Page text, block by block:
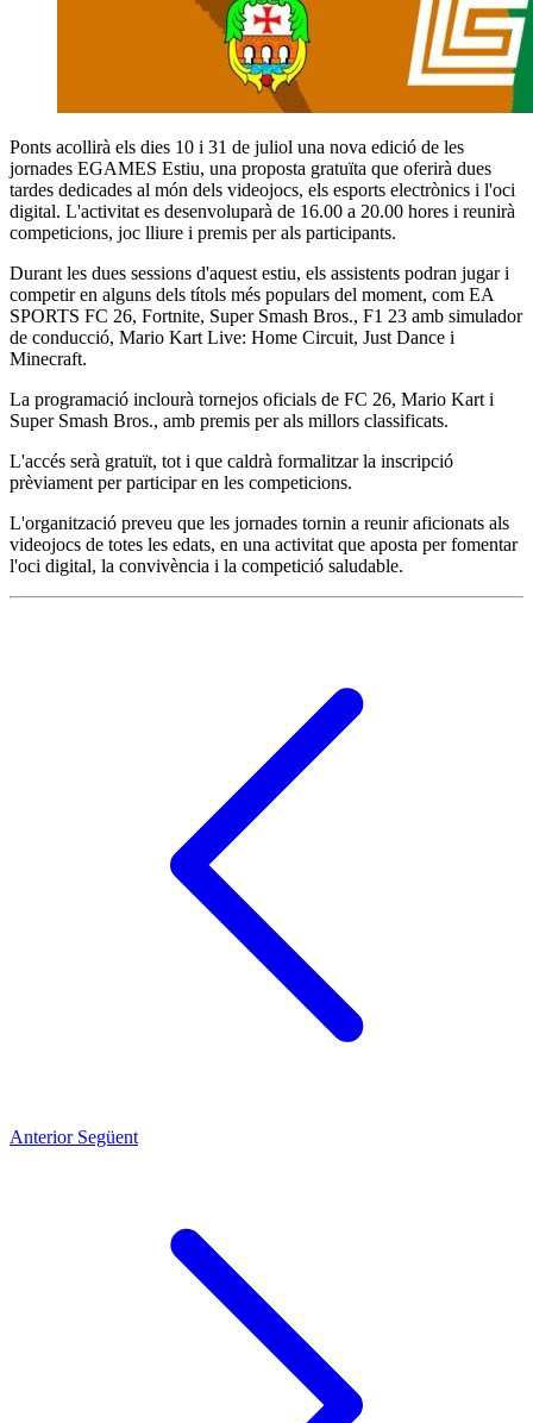
Ponts acollirà els dies 10 i 31 de juliol una nova edició de les
jornades EGAMES Estiu, una proposta gratuïta que oferirà dues
tardes dedicades al món dels videojocs, els esports electrònics i l'oci
digital. L'activitat es desenvoluparà de 16.00 a 20.00 hores i reunirà
competicions, joc lliure i premis per als participants.
Durant les dues sessions d'aquest estiu, els assistents podran jugar i
competir en alguns dels títols més populars del moment, com EA
SPORTS FC 26, Fortnite, Super Smash Bros., F1 23 amb simulador
de conducció, Mario Kart Live: Home Circuit, Just Dance i
Minecraft.
La programació inclourà tornejos oficials de FC 26, Mario Kart i
Super Smash Bros., amb premis per als millors classificats.
L'accés serà gratuït, tot i que caldrà formalitzar la inscripció
prèviament per participar en les competicions.
L'organització preveu que les jornades tornin a reunir aficionats als
videojocs de totes les edats, en una activitat que aposta per fomentar
l'oci digital, la convivència i la competició saludable.
Anterior Següent